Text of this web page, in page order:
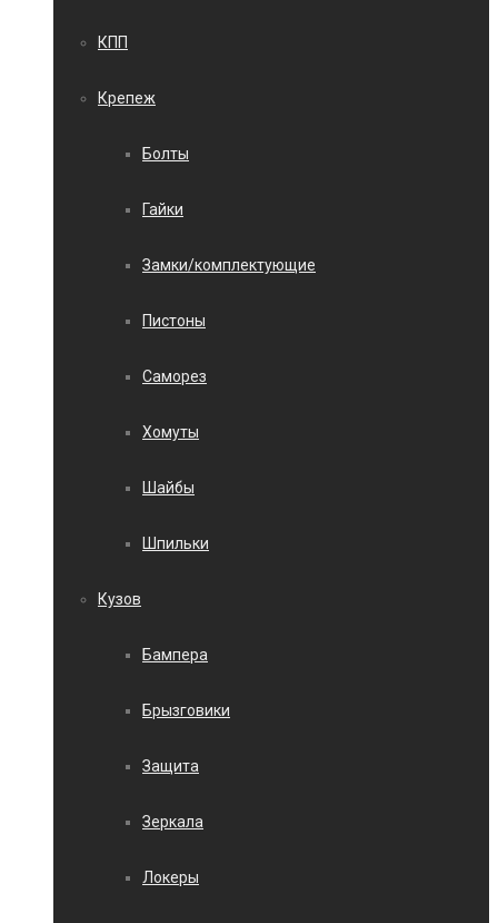
КПП
Крепеж
Болты
Гайки
Замки/комплектующие
Пистоны
Саморез
Хомуты
Шайбы
Шпильки
Кузов
Бампера
Брызговики
Защита
Зеркала
Локеры